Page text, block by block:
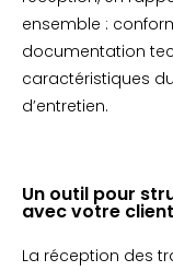
ensemble :
documentation
caractéristiques
d’entretien.
Un outil pour
avec votre client
La réception des